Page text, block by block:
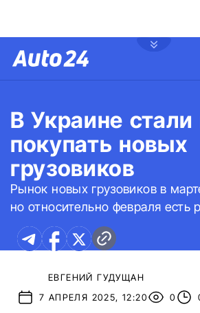
В Украине
покупать новых
грузовиков
Рынок новых грузовиков в
но относительно февраля есть
ЕВГЕНИЙ ГУДУЩАН
7 АПРЕЛЯ 2025, 12:20
0